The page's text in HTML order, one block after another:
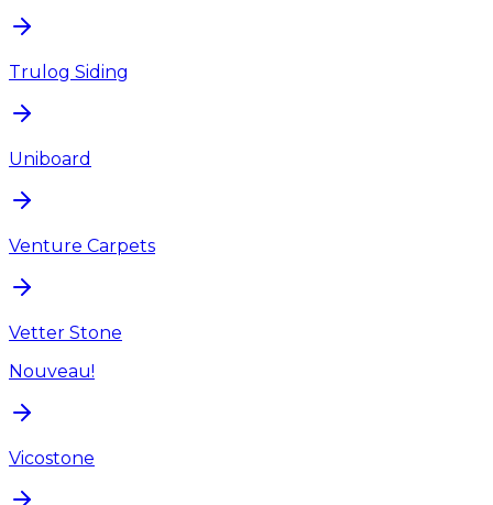
Trulog Siding
Uniboard
Venture Carpets
Vetter Stone
Nouveau!
Vicostone